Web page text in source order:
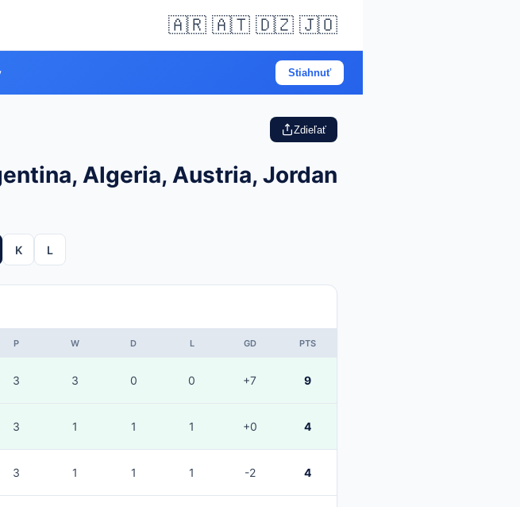
🇦🇷 🇦🇹 🇩🇿 🇯🇴
Stiahnuť
Zdieľať
Algeria, Austria, Jordan
K L
P W D L GD PTS
3 3 0 0 +7 9
3 1 1 1 +0 4
3 1 1 1 -2 4